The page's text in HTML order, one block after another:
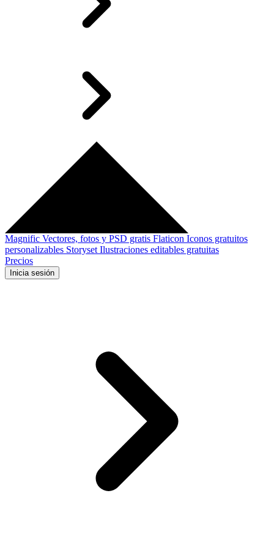
Magnific Vectores, fotos y PSD gratis Flaticon Iconos gratuitos
personalizables Storyset Ilustraciones editables gratuitas
Precios
Inicia sesión